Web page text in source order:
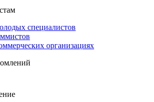
специалистов
организациях